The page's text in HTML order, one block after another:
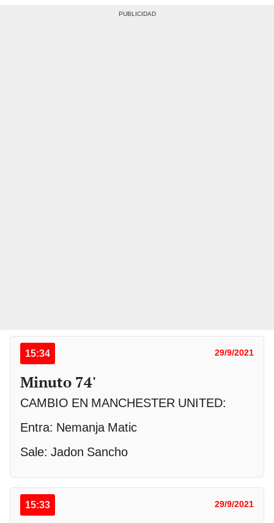
15:34 29/9/2021
Minuto 74'
CAMBIO EN MANCHESTER UNITED:
Entra: Nemanja Matic
Sale: Jadon Sancho
15:33 29/9/2021